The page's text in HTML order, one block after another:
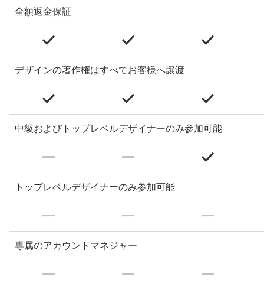
全額返金保証
デザインの著作権はすべてお客様へ譲渡
中級およびトップレベルデザイナーのみ参加可能
トップレベルデザイナーのみ参加可能
専属のアカウントマネジャー